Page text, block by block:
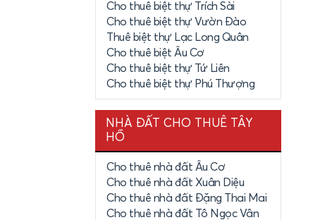
Cho thuê biệt thự Trích Sài
Cho thuê biệt thự Vườn Đào
Thuê biệt thự Lạc Long Quân
Cho thuê biệt Âu Cơ
Cho thuê biệt thự Tứ Liên
Cho thuê biệt thự Phú Thượng
NHÀ ĐẤT CHO THUÊ TÂY
HỒ
Cho thuê nhà đất Âu Cơ
Cho thuê nhà đất Xuân Diệu
Cho thuê nhà đất Đặng Thai Mai
Cho thuê nhà đất Tô Ngọc Vân